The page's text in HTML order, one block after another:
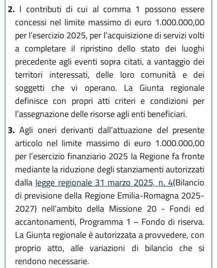
2. I contributi di cui al comma 1 possono essere
concessi nel limite massimo di euro 1.000.000,00
per l’esercizio 2025, per l’acquisizione di servizi volti
a completare il ripristino dello stato dei luoghi
precedente agli eventi sopra citati, a vantaggio dei
territori interessati, delle loro comunità e dei
soggetti che vi operano. La Giunta regionale
definisce con propri atti criteri e condizioni per
l’assegnazione delle risorse agli enti beneficiari.
3. Agli oneri derivanti dall’attuazione del presente
articolo nel limite massimo di euro 1.000.000,00
per l’esercizio finanziario 2025 la Regione fa fronte
mediante la riduzione degli stanziamenti autorizzati
dalla legge regionale 31 marzo 2025, n. 4(Bilancio
di previsione della Regione Emilia-Romagna 2025-
2027) nell’ambito della Missione 20 - Fondi ed
accantonamenti, Programma 1 – Fondo di riserva.
La Giunta regionale è autorizzata a provvedere, con
proprio atto, alle variazioni di bilancio che si
rendono necessarie.